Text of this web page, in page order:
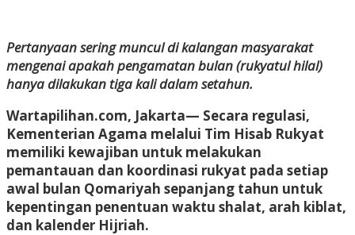
Pertanyaan sering muncul di kalangan masyarakat
mengenai apakah pengamatan bulan (rukyatul hilal)
hanya dilakukan tiga kali dalam setahun.
Wartapilihan.com, Jakarta— Secara regulasi,
Kementerian Agama melalui Tim Hisab Rukyat
memiliki kewajiban untuk melakukan
pemantauan dan koordinasi rukyat pada setiap
awal bulan Qomariyah sepanjang tahun untuk
kepentingan penentuan waktu shalat, arah kiblat,
dan kalender Hijriah.